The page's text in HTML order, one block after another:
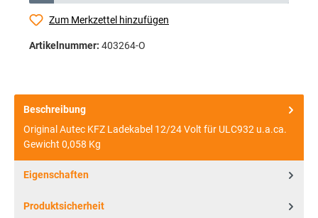
Zum Merkzettel hinzufügen
Artikelnummer: 403264-O
Beschreibung
Original Autec KFZ Ladekabel 12/24 Volt für ULC932 u.a.ca.
Gewicht 0,058 Kg
Eigenschaften
Produktsicherheit